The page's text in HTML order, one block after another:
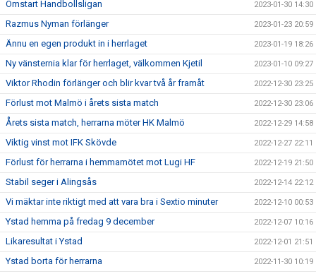
Omstart Handbollsligan 2023-01-30 14:30
Razmus Nyman förlänger 2023-01-23 20:59
Ännu en egen produkt in i herrlaget 2023-01-19 18:26
Ny vänsternia klar för herrlaget, välkommen Kjetil 2023-01-10 09:27
Viktor Rhodin förlänger och blir kvar två år framåt 2022-12-30 23:25
Förlust mot Malmö i årets sista match 2022-12-30 23:06
Årets sista match, herrarna möter HK Malmö 2022-12-29 14:58
Viktig vinst mot IFK Skövde 2022-12-27 22:11
Förlust för herrarna i hemmamötet mot Lugi HF 2022-12-19 21:50
Stabil seger i Alingsås 2022-12-14 22:12
Vi mäktar inte riktigt med att vara bra i Sextio minuter 2022-12-10 00:53
Ystad hemma på fredag 9 december 2022-12-07 10:16
Likaresultat i Ystad 2022-12-01 21:51
Ystad borta för herrarna 2022-11-30 10:19